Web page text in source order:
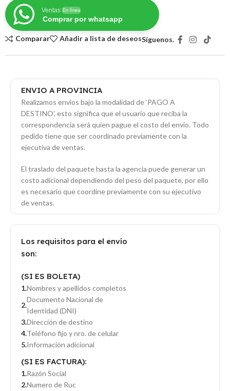
Ventas En línea
Comprar por whatsapp
Comparar Añadir a lista de deseosSíguenos.
ENVIO A PROVINCIA
Realizamos envíos bajo la modalidad de ‘PAGO A
DESTINO’, esto significa que el usuario que reciba la
correspondencia será quien pague el costo del envío. Todo
pedido tiene que ser coordinado previamente con la
ejecutiva de ventas.
El traslado del paquete hasta la agencia puede generar un
costo adicional dependiendo del peso del paquete, por ello
es necesario que coordine previamente con su ejecutivo
de ventas.
Los requisitos para el envío
son:
(SI ES BOLETA)
Nombres y apellidos completos
Documento Nacional de
Identidad (DNI)
Dirección de destino
Teléfono fijo y nro. de celular
Información adicional
(SI ES FACTURA):
Razón Social
Numero de Ruc